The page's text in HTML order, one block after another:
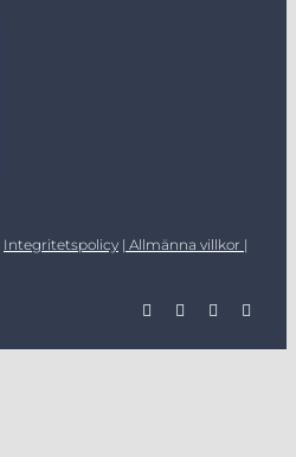
Integritetspolicy| Allmänna villkor |